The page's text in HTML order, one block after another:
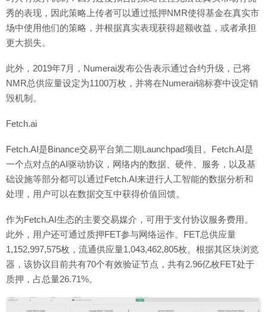
秀的表现，因此策略上传者可以通过抵押NMR使得基金在真实市
场中使用他们的策略，并根据真实表现获得超额收益，或者承担
更大损失。
此外，2019年7月，Numerai发布公告表示通过合约升级，已将
NMR总供应量设定为1100万枚，并将在Numerai锦标赛中设定销
毁机制。
Fetch.ai
Fetch.AI是Binance交易平台第二期Launchpad项目。Fetch.AI是
一个点对点的AI驱动协议，网络内的数据、硬件、服务，以及基
础设施等部分都可以通过Fetch.AI来进行人工智能的数据分析和
处理，用户可以在数据交互中获得价值回馈。
作为Fetch.AI生态的主要交易媒介，可用于支付协议服务费用。
此外，用户还可通过质押FET参与网络运作。FET总供应量
1,152,997,575枚，流通供应量1,043,462,805枚。根据其区块浏览
器，该协议目前共有70个有效验证节点，共有2.96亿枚FET处于
质押，占总量26.71%。